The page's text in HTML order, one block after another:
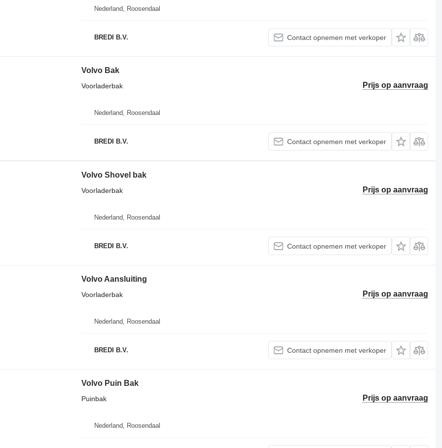
Nederland, Roosendaal
BREDI B.V. Contact opnemen met verkoper
Volvo Bak
Prijs op aanvraag
Voorladerbak
Nederland, Roosendaal
BREDI B.V. Contact opnemen met verkoper
Volvo Shovel bak
Prijs op aanvraag
Voorladerbak
Nederland, Roosendaal
BREDI B.V. Contact opnemen met verkoper
Volvo Aansluiting
Prijs op aanvraag
Voorladerbak
Nederland, Roosendaal
BREDI B.V. Contact opnemen met verkoper
Volvo Puin Bak
Prijs op aanvraag
Puinbak
Nederland, Roosendaal